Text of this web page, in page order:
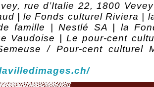
rue d’Italie 22, 1800
| le Fonds culturel Riviera |
famille | Nestlé SA | la
Vaudoise | Le pour-cent
/ Pour-cent culturel